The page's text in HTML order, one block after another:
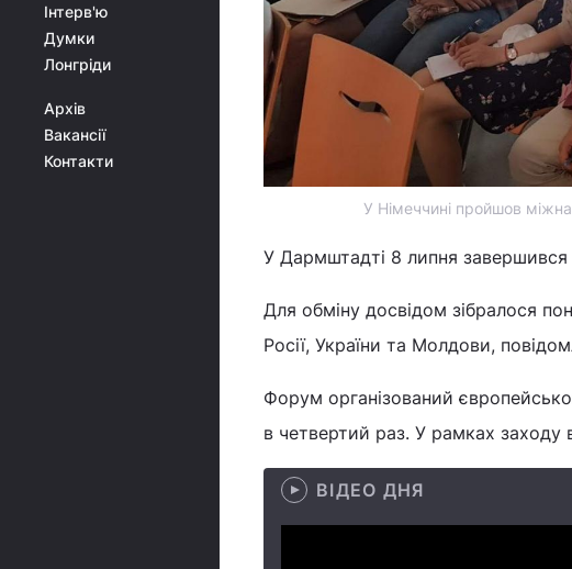
Інтерв'ю
Думки
Лонгріди
Архів
Вакансії
Контакти
У Німеччині пройшов
У Дармштадті 8 липня
Для обміну досвідом зібралося
Росії, України та Молдови,
Форум організований
в четвертий раз. У рамках заходу
ВІДЕО ДНЯ